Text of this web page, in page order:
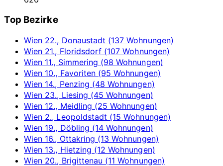
Top Bezirke
Wien 22., Donaustadt (137 Wohnungen)
Wien 21., Floridsdorf (107 Wohnungen)
Wien 11., Simmering (98 Wohnungen)
Wien 10., Favoriten (95 Wohnungen)
Wien 14., Penzing (48 Wohnungen)
Wien 23., Liesing (45 Wohnungen)
Wien 12., Meidling (25 Wohnungen)
Wien 2., Leopoldstadt (15 Wohnungen)
Wien 19., Döbling (14 Wohnungen)
Wien 16., Ottakring (13 Wohnungen)
Wien 13., Hietzing (12 Wohnungen)
Wien 20., Brigittenau (11 Wohnungen)